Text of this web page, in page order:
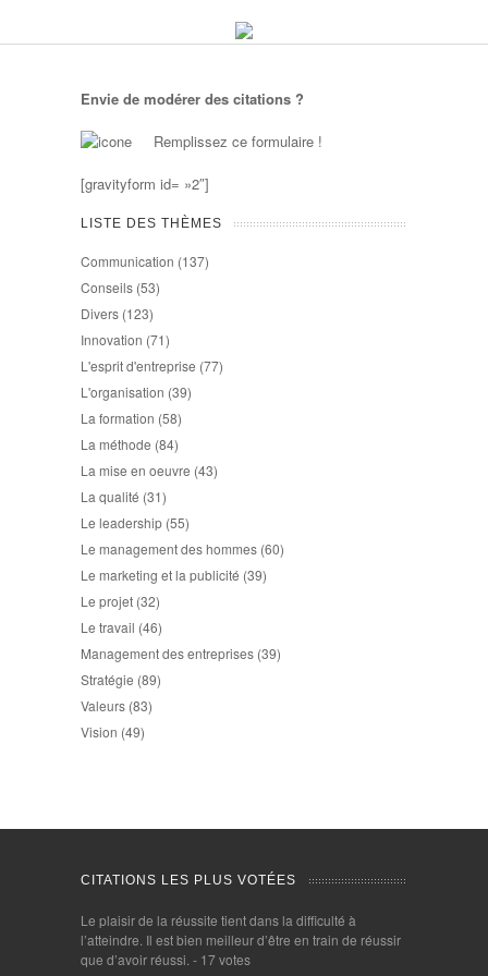
Envie de modérer des citations ?
Remplissez ce formulaire !
[gravityform id= »2″]
LISTE DES THÈMES
Communication (137)
Conseils (53)
Divers (123)
Innovation (71)
L'esprit d'entreprise (77)
L'organisation (39)
La formation (58)
La méthode (84)
La mise en oeuvre (43)
La qualité (31)
Le leadership (55)
Le management des hommes (60)
Le marketing et la publicité (39)
Le projet (32)
Le travail (46)
Management des entreprises (39)
Stratégie (89)
Valeurs (83)
Vision (49)
CITATIONS LES PLUS VOTÉES
Le plaisir de la réussite tient dans la difficulté à
l’atteindre. Il est bien meilleur d’être en train de réussir
que d’avoir réussi. - 17 votes